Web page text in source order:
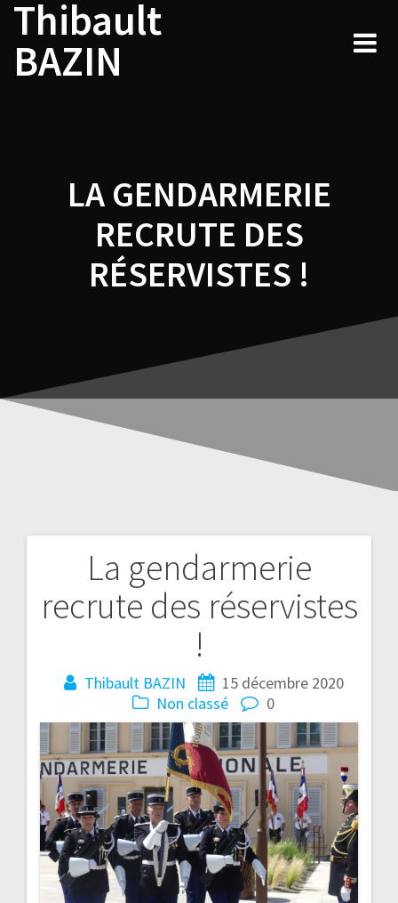
Skip
content
Thibault
BAZIN
LA GENDARMERIE
RECRUTE DES
RÉSERVISTES !
La gendarmerie
recrute des réservistes
!
Thibault BAZIN
15 décembre 2020
Non classé
0
Navigation
de